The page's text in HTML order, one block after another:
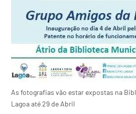
As fotografias vão estar expostas na
Lagoa até 29 de Abril